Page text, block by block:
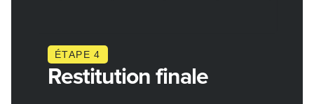
ÉTAPE 4
Restitution finale